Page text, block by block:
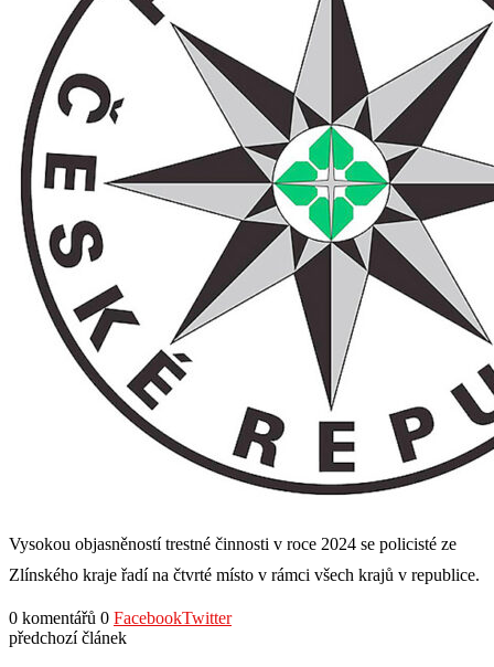
Vysokou objasněností trestné činnosti v roce 2024 se policisté ze
Zlínského kraje řadí na čtvrté místo v rámci všech krajů v republice.
0 komentářů 0 FacebookTwitter
předchozí článek